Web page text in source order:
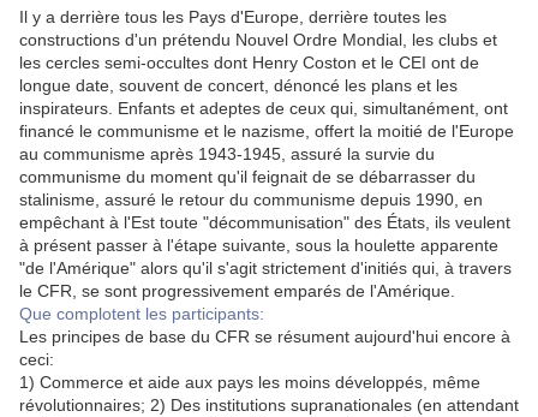
Il y a derrière tous les Pays d'Europe, derrière toutes les
constructions d'un prétendu Nouvel Ordre Mondial, les clubs et
les cercles semi-occultes dont Henry Coston et le CEI ont de
longue date, souvent de concert, dénoncé les plans et les
inspirateurs. Enfants et adeptes de ceux qui, simultanément, ont
financé le communisme et le nazisme, offert la moitié de l'Europe
au communisme après 1943-1945, assuré la survie du
communisme du moment qu'il feignait de se débarrasser du
stalinisme, assuré le retour du communisme depuis 1990, en
empêchant à l'Est toute "décommunisation" des États, ils veulent
à présent passer à l'étape suivante, sous la houlette apparente
"de l'Amérique" alors qu'il s'agit strictement d'initiés qui, à travers
le CFR, se sont progressivement emparés de l'Amérique.
Que complotent les participants:
Les principes de base du CFR se résument aujourd'hui encore à
ceci:
1) Commerce et aide aux pays les moins développés, même
révolutionnaires; 2) Des institutions supranationales (en attendant